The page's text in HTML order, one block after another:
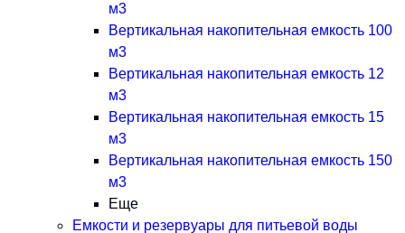
м3
Вертикальная накопительная емкость 100
м3
Вертикальная накопительная емкость 12
м3
Вертикальная накопительная емкость 15
м3
Вертикальная накопительная емкость 150
м3
Еще
Емкости и резервуары для питьевой воды